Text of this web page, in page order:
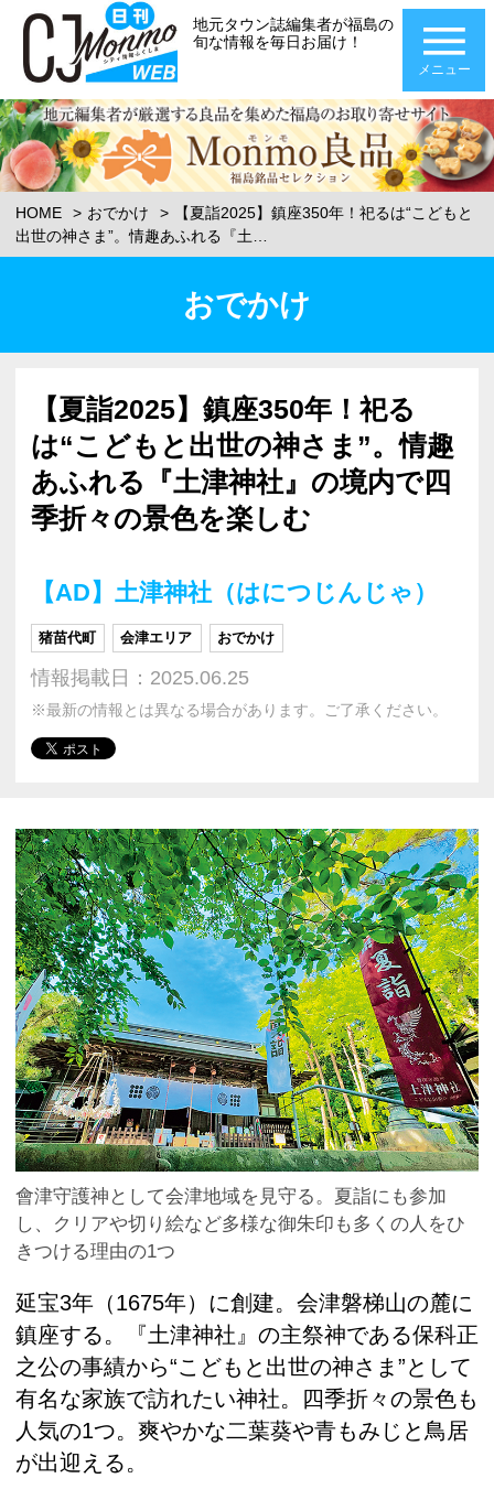
地元タウン誌編集者が福島の
旬な情報を毎日お届け！
メニュー
HOME おでかけ
【夏詣2025】鎮座350年！祀るは“こどもと
出世の神さま”。情趣あふれる『土…
おでかけ
【夏詣2025】鎮座350年！祀る
は“こどもと出世の神さま”。情趣
あふれる『土津神社』の境内で四
季折々の景色を楽しむ
【AD】土津神社（はにつじんじゃ）
猪苗代町 会津エリア おでかけ
情報掲載日：2025.06.25
※最新の情報とは異なる場合があります。ご了承ください。
會津守護神として会津地域を見守る。夏詣にも参加
し、クリアや切り絵など多様な御朱印も多くの人をひ
きつける理由の1つ
延宝3年（1675年）に創建。会津磐梯山の麓に
鎮座する。『土津神社』の主祭神である保科正
之公の事績から“こどもと出世の神さま”として
有名な家族で訪れたい神社。四季折々の景色も
人気の1つ。爽やかな二葉葵や青もみじと鳥居
が出迎える。